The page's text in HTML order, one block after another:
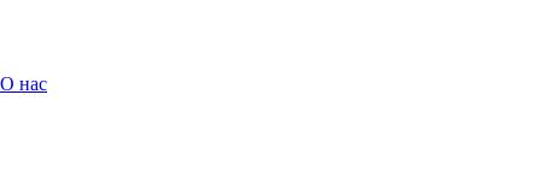
О нас